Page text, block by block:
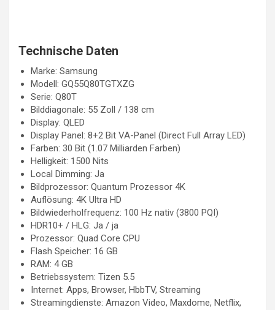
Technische Daten
Marke: Samsung
Modell: GQ55Q80TGTXZG
Serie: Q80T
Bilddiagonale: 55 Zoll / 138 cm
Display: QLED
Display Panel: 8+2 Bit VA-Panel (Direct Full Array LED)
Farben: 30 Bit (1.07 Milliarden Farben)
Helligkeit: 1500 Nits
Local Dimming: Ja
Bildprozessor: Quantum Prozessor 4K
Auflösung: 4K Ultra HD
Bildwiederholfrequenz: 100 Hz nativ (3800 PQI)
HDR10+ / HLG: Ja / ja
Prozessor: Quad Core CPU
Flash Speicher: 16 GB
RAM: 4 GB
Betriebssystem: Tizen 5.5
Internet: Apps, Browser, HbbTV, Streaming
Streamingdienste: Amazon Video, Maxdome, Netflix,